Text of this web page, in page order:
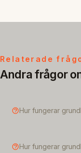
Relaterade
Andra frågor
Hur fungerar
Hur fungerar